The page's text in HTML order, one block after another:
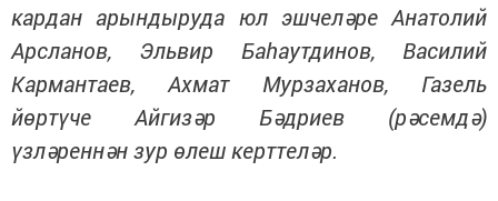
кардан арындыруда юл эшчеләре Анатолий
Арсланов, Эльвир Баһаутдинов, Василий
Кармантаев, Ахмат Мурзаханов, Газель
йөртүче Айгизәр Бәдриев (рәсемдә)
үзләреннән зур өлеш керттеләр.